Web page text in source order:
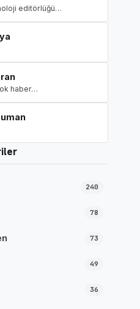
editörlüğü…
haber…
240
78
73
49
36